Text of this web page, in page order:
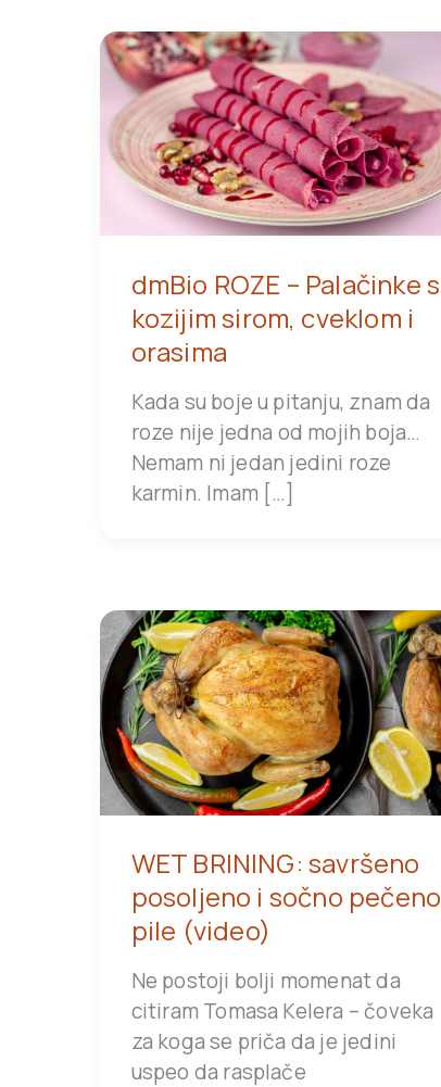
dmBio ROZE – Palačinke s
kozijim sirom, cveklom i
orasima
Kada su boje u pitanju, znam da
roze nije jedna od mojih boja…
Nemam ni jedan jedini roze
karmin. Imam […]
WET BRINING: savršeno
posoljeno i sočno pečeno
pile (video)
Ne postoji bolji momenat da
citiram Tomasa Kelera – čoveka
za koga se priča da je jedini
uspeo da rasplače